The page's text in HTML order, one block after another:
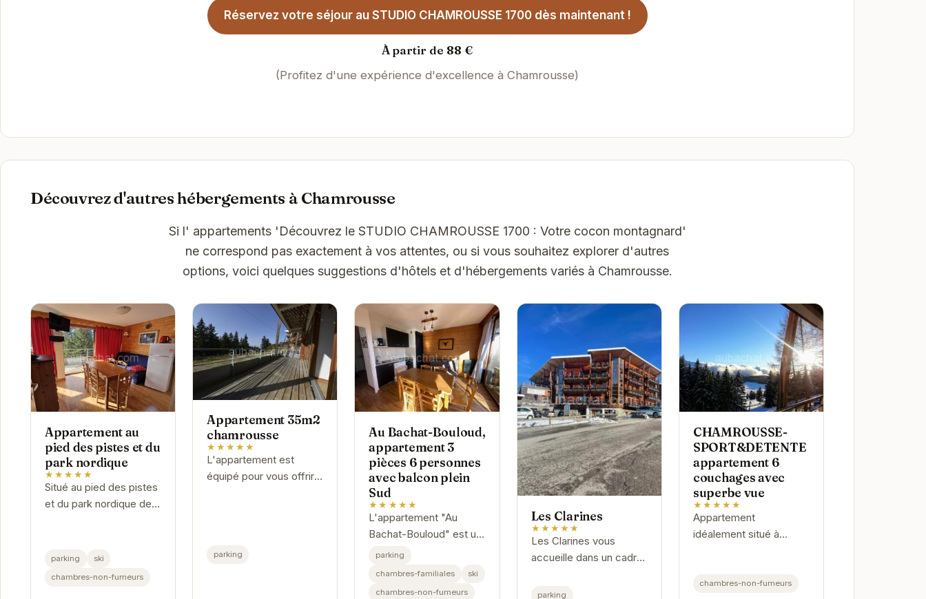
Réservez votre séjour au STUDIO CHAMROUSSE 1700 dès maintenant !
À partir de 88 €
(Profitez d'une expérience d'excellence à Chamrousse)
Découvrez d'autres hébergements à Chamrousse
Si l' appartements 'Découvrez le STUDIO CHAMROUSSE 1700 : Votre cocon montagnard'
ne correspond pas exactement à vos attentes, ou si vous souhaitez explorer d'autres
options, voici quelques suggestions d'hôtels et d'hébergements variés à Chamrousse.
Appartement au
pied des pistes et du
park nordique
★★★★★
Situé au pied des pistes
et du park nordique de
accès direct aux
parking
ski
chambres-non-fumeurs
Appartement 35m2
chamrousse
★★★★★
L'appartement est
équipé pour vous offrir
parking
Au Bachat-Bouloud,
appartement 3
pièces 6 personnes
avec balcon plein
Sud
★★★★★
L'appartement "Au
Bachat-Bouloud" est un
véritable cocon
parking
chambres-familiales
ski
chambres-non-fumeurs
Les Clarines
★★★★★
Les Clarines vous
accueille dans un cadre
idéal pour un séjour en
parking
CHAMROUSSE-
SPORT&DETENTE
appartement 6
couchages avec
superbe vue
★★★★★
Appartement
idéalement situé à
imprenable. Parfait pour
chambres-non-fumeurs